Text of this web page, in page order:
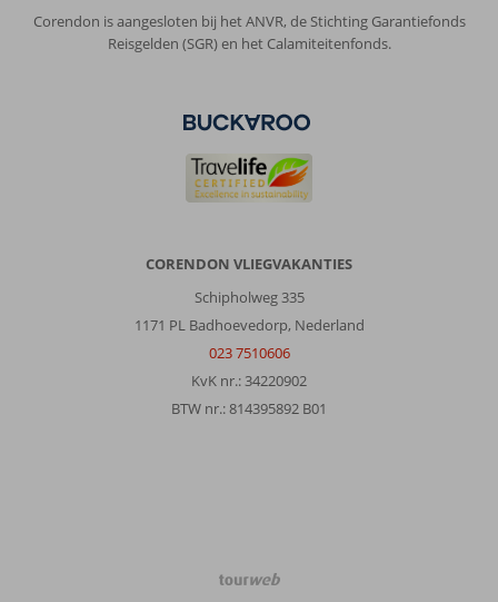
Corendon is aangesloten bij het ANVR, de Stichting Garantiefonds
Reisgelden (SGR) en het Calamiteitenfonds.
CORENDON VLIEGVAKANTIES
Schipholweg 335
1171 PL Badhoevedorp, Nederland
023 7510606
KvK nr.: 34220902
BTW nr.: 814395892 B01
TourWeb